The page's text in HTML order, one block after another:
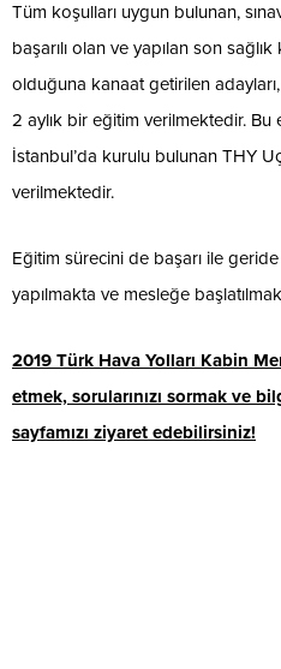
Tüm koşulları uygun bulunan,
başarılı olan ve yapılan son
olduğuna kanaat getirilen
2 aylık bir eğitim verilmektedir. Bu
İstanbul’da kurulu bulunan THY
verilmektedir.
Eğitim sürecini de başarı ile
yapılmakta ve mesleğe
2019 Türk Hava Yolları Kabin
etmek, sorularınızı sormak ve
sayfamızı ziyaret edebilirsiniz!